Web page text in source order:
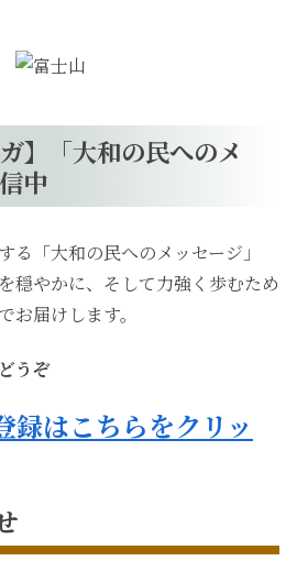
】「大和の民へのメ
中
る「大和の民へのメッセージ」
穏やかに、そして力強く歩むため
お届けします。
うぞ
録はこちらをクリッ